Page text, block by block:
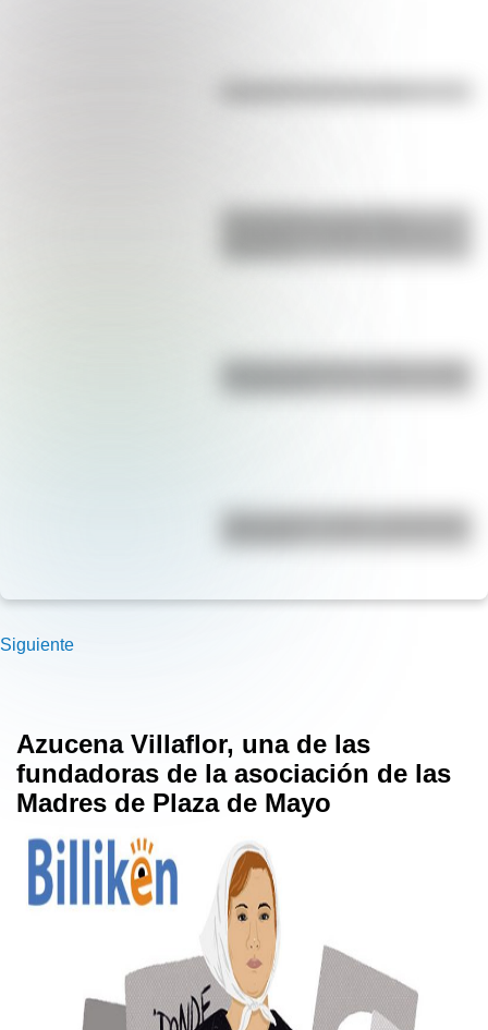
El normalismo, la corriente
"Hacer agua": origen y significado
Siguiente
Azucena Villaflor, una de las
fundadoras​ de la asociación de las
Madres de Plaza de Mayo